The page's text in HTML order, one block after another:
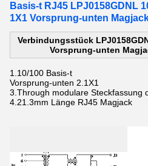
Basis-t RJ45 LPJ0158GDNL
1X1 Vorsprung-unten
Verbindungsstück
Vorsprung-unten
1.10/100 Basis-t
Vorsprung-unten 2.1X1
3.Through modulare Steckfassung
4.21.3mm Länge RJ45 Magjack